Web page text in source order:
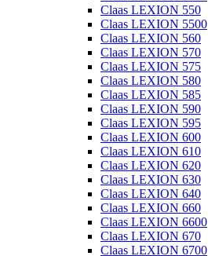
Claas LEXION 550
Claas LEXION 5500
Claas LEXION 560
Claas LEXION 570
Claas LEXION 575
Claas LEXION 580
Claas LEXION 585
Claas LEXION 590
Claas LEXION 595
Claas LEXION 600
Claas LEXION 610
Claas LEXION 620
Claas LEXION 630
Claas LEXION 640
Claas LEXION 660
Claas LEXION 6600
Claas LEXION 670
Claas LEXION 6700